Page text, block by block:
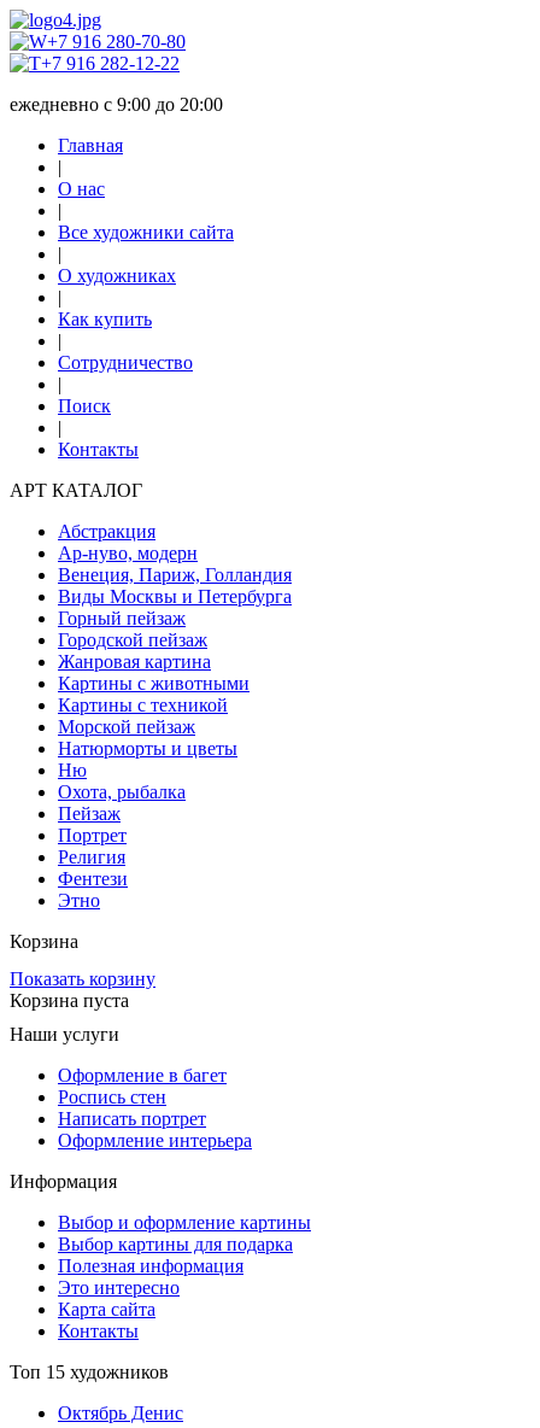
+7 916 280-70-80
+7 916 282-12-22
ежедневно с 9:00 до 20:00
Главная
|
О нас
|
Все художники сайта
|
О художниках
|
Как купить
|
Сотрудничество
|
Поиск
|
Контакты
АРТ КАТАЛОГ
Абстракция
Ар-нуво, модерн
Венеция, Париж, Голландия
Виды Москвы и Петербурга
Горный пейзаж
Городской пейзаж
Жанровая картина
Картины с животными
Картины с техникой
Морской пейзаж
Натюрморты и цветы
Ню
Охота, рыбалка
Пейзаж
Портрет
Религия
Фентези
Этно
Корзина
Показать корзину
Корзина пуста
Наши услуги
Оформление в багет
Роспись стен
Написать портрет
Оформление интерьера
Информация
Выбор и оформление картины
Выбор картины для подарка
Полезная информация
Это интересно
Карта сайта
Контакты
Топ 15 художников
Октябрь Денис